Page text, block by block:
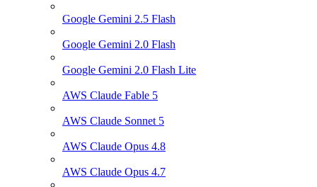
Google Gemini 2.5 Flash
Google Gemini 2.0 Flash
Google Gemini 2.0 Flash Lite
AWS Claude Fable 5
AWS Claude Sonnet 5
AWS Claude Opus 4.8
AWS Claude Opus 4.7